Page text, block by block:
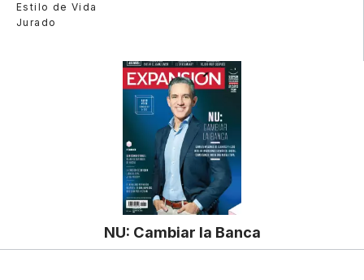
Estilo de Vida
Jurado
NU: Cambiar la Banca